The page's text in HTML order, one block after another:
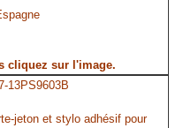
cliquez sur l'image.
13PS9603B
jeton et stylo adhésif pour